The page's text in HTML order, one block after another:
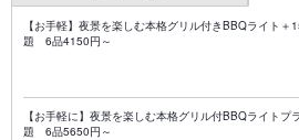
【お手軽】夜景を楽しむ本格グリル付きBBQライト
題 6品4150円～
【お手軽に】夜景を楽しむ本格グリル付BBQライト
題 6品5650円～